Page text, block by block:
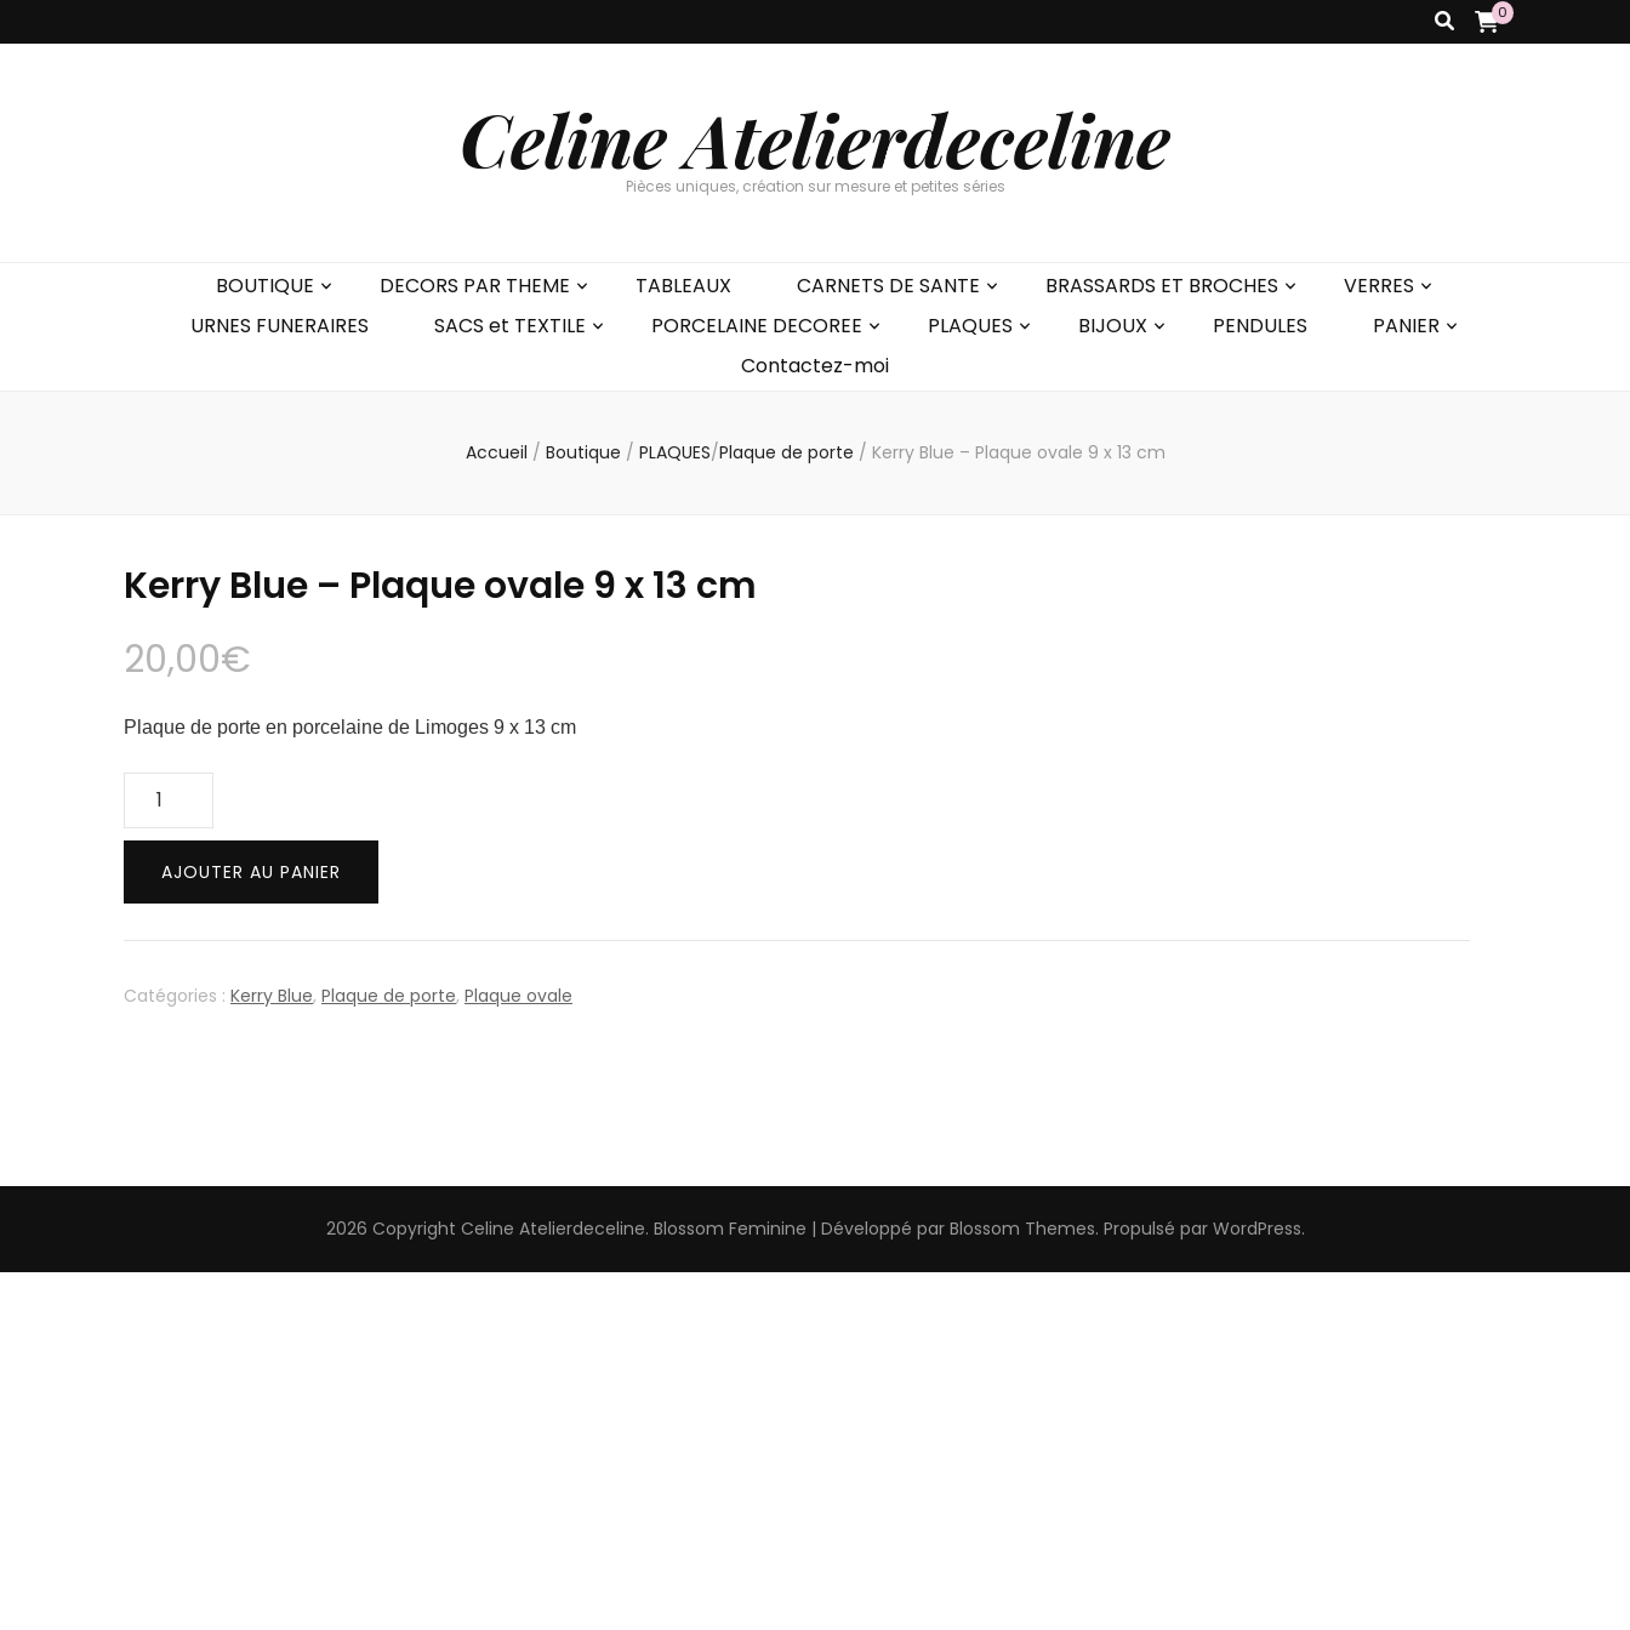
0
Celine Atelierdeceline
Pièces uniques, création sur mesure et petites séries
BOUTIQUE DECORS PAR THEME TABLEAUX CARNETS DE SANTE BRASSARDS ET BROCHES
VERRES
URNES FUNERAIRES
SACS et TEXTILE PORCELAINE DECOREE PLAQUES BIJOUX PENDULES
PANIER
Contactez-moi
Accueil / Boutique / PLAQUES/Plaque de porte / Kerry Blue – Plaque ovale 9 x 13 cm
Kerry Blue – Plaque ovale 9 x 13 cm
20,00€
Plaque de porte en porcelaine de Limoges 9 x 13 cm
quantité
Kerry
Blue
-
Plaque
9
AJOUTER AU PANIER
Catégories : Kerry Blue, Plaque de porte, Plaque ovale
2026 Copyright Celine Atelierdeceline. Blossom Feminine | Développé par Blossom Themes. Propulsé par WordPress.